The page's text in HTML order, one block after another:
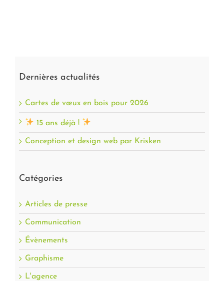
Dernières actualités
Cartes de vœux en bois pour 2026
15 ans déjà !
Conception et design web par Krisken
Catégories
Articles de presse
Communication
Évènements
Graphisme
L'agence